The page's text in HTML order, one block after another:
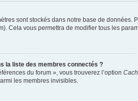
sont stockés dans notre base de données.
Cela vous permettra de modifier tous les
la liste des membres connectés ?
du forum », vous trouverez l’option
les membres invisibles.